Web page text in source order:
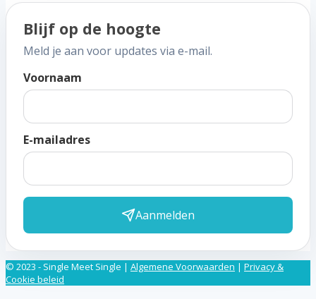
Blijf op de hoogte
Meld je aan voor updates via e-mail.
Voornaam
E-mailadres
Aanmelden
© 2023 - Single Meet Single | Algemene Voorwaarden | Privacy &
Cookie beleid